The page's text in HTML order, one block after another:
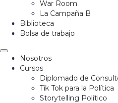
War Room
La Campaña B
Biblioteca
Bolsa de trabajo
Nosotros
Cursos
Diplomado de
Tik Tok para la Política
Storytelling Político